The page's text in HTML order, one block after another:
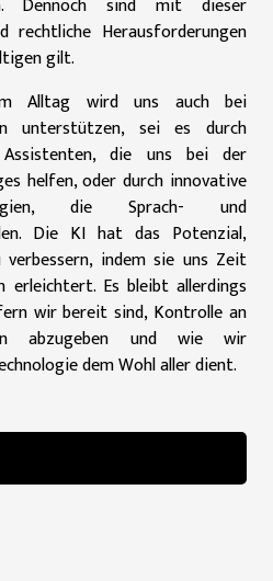
Dennoch sind mit dieser
rechtliche Herausforderungen
gilt.
Alltag wird uns auch bei
unterstützen, sei es durch
Assistenten, die uns bei der
helfen, oder durch innovative
die Sprach- und
Die KI hat das Potenzial,
indem sie uns Zeit
erleichtert. Es bleibt allerdings
wir bereit sind, Kontrolle an
abzugeben und wie wir
dem Wohl aller dient.